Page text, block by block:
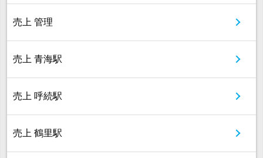
売上 管理
売上 青海駅
売上 呼続駅
売上 鶴里駅